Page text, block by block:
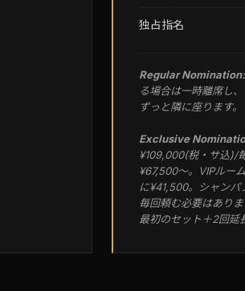
独占指名
Regular Nomination:
る場合は一時離席し
ずっと隣に座ります。
Exclusive
¥109,000(税・サ込)/
¥67,500〜。VIPルー
に¥41,500。シャンパ
毎回頼む必要はあり
最初のセット＋2回延